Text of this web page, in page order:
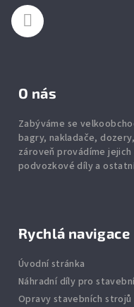
O nás
Zabýváme se
bagry, nakladače,
zároveň provádíme jejich
podvozkové díly a
Rychlá navigace
Úvodní stránka
Náhradní díly pro
Opravy stavebních strojů